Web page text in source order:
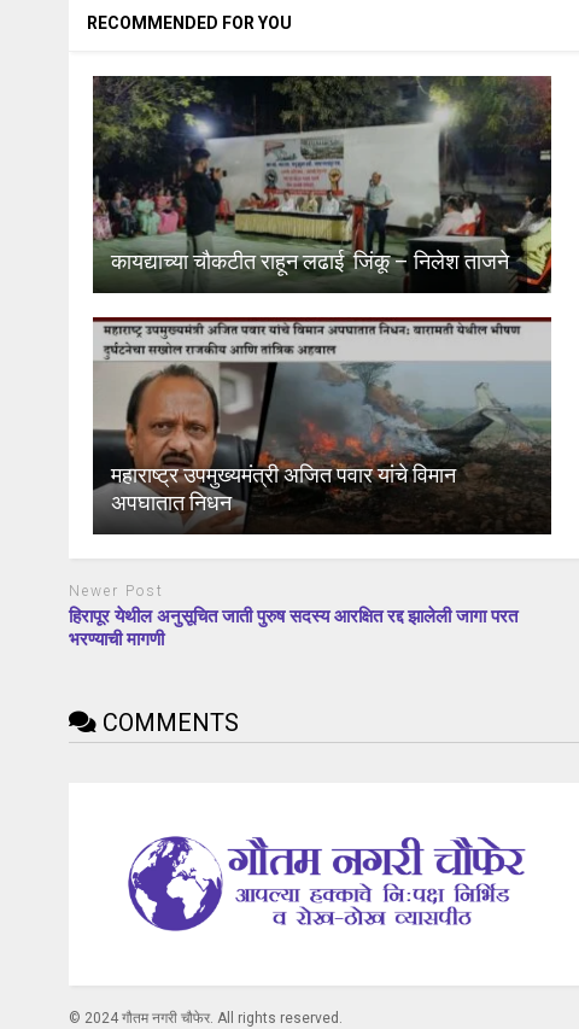
RECOMMENDED FOR YOU
कायद्याच्या चौकटीत राहून लढाई जिंकू – निलेश ताजने
महाराष्ट्र उपमुख्यमंत्री अजित पवार यांचे विमान
अपघातात निधन
Newer Post
हिरापूर येथील अनुसूचित जाती पुरुष सदस्य आरक्षित रद्द झालेली जागा परत
भरण्याची मागणी
COMMENTS
© 2024 गौतम नगरी चौफेर. All rights reserved.